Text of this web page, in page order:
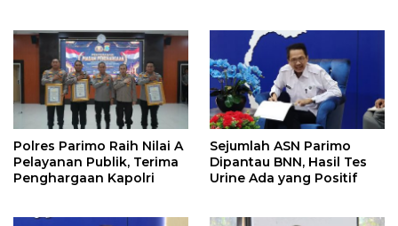
Polres Parimo Raih Nilai A
Pelayanan Publik, Terima
Penghargaan Kapolri
Sejumlah ASN Parimo
Dipantau BNN, Hasil Tes
Urine Ada yang Positif